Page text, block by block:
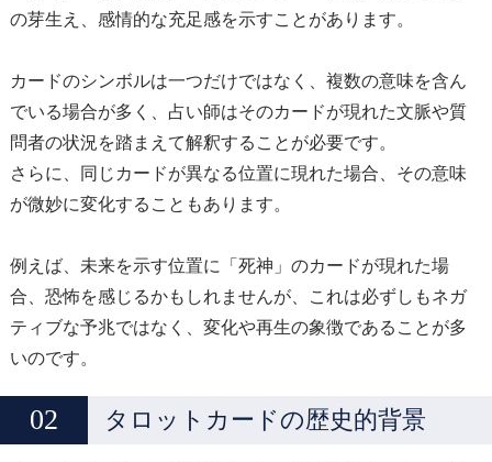
の芽生え、感情的な充足感を示すことがあります。
カードのシンボルは一つだけではなく、複数の意味を含ん
でいる場合が多く、占い師はそのカードが現れた文脈や質
問者の状況を踏まえて解釈することが必要です。
さらに、同じカードが異なる位置に現れた場合、その意味
が微妙に変化することもあります。
例えば、未来を示す位置に「死神」のカードが現れた場
合、恐怖を感じるかもしれませんが、これは必ずしもネガ
ティブな予兆ではなく、変化や再生の象徴であることが多
いのです。
タロットカードの歴史的背景